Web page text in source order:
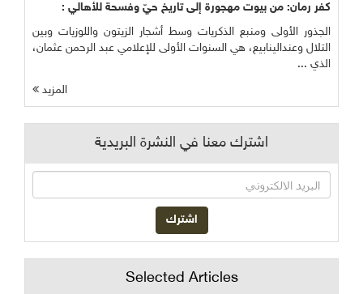
كفر رمان: من بيوت مهجورة إلى تاريخ حيّ وفسحة للأهالي :
الجذور الأولى ومنبع الذكريات وسط أشجار الزيتون واللوزيات وبين
التلال وعندالينابيع، هي السنوات الأولى للإعلامي عبد الرحمن عثمان،
الذي ...
المزيد
اشترك معنا في النشرة البريدية
Selected Articles